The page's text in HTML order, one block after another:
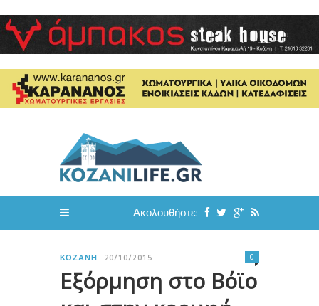
Ακολουθήστε:
ΚΟΖΆΝΗ 20/10/2015
Εξόρμηση στο Βόϊο
0